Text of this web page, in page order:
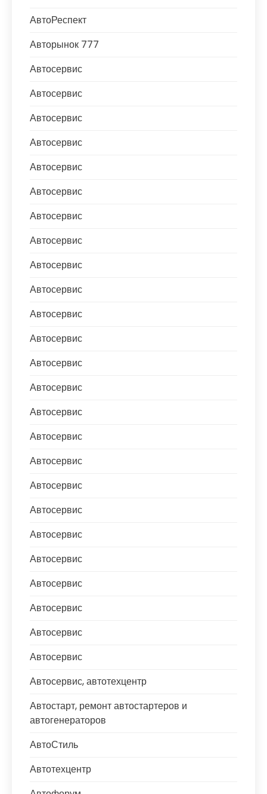
АвтоРеспект
Авторынок 777
Автосервис
Автосервис
Автосервис
Автосервис
Автосервис
Автосервис
Автосервис
Автосервис
Автосервис
Автосервис
Автосервис
Автосервис
Автосервис
Автосервис
Автосервис
Автосервис
Автосервис
Автосервис
Автосервис
Автосервис
Автосервис
Автосервис
Автосервис
Автосервис
Автосервис
Автосервис, автотехцентр
Автостарт, ремонт автостартеров и
автогенераторов
АвтоСтиль
Автотехцентр